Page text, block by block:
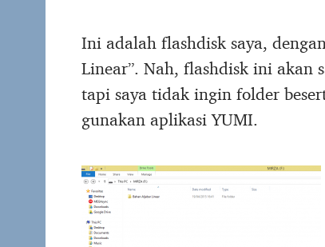
Ini adalah flashdisk saya,
Linear”. Nah, flashdisk ini akan
tapi saya tidak ingin folder
gunakan aplikasi YUMI.